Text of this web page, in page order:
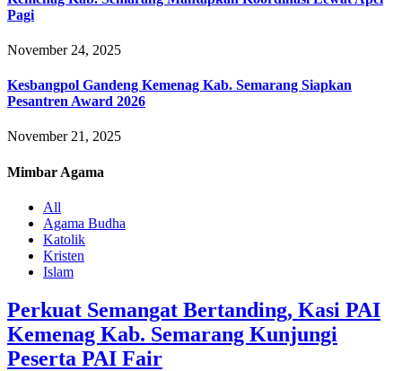
Pagi
November 24, 2025
Kesbangpol Gandeng Kemenag Kab. Semarang Siapkan
Pesantren Award 2026
November 21, 2025
Mimbar Agama
All
Agama Budha
Katolik
Kristen
Islam
Perkuat Semangat Bertanding, Kasi PAI
Kemenag Kab. Semarang Kunjungi
Peserta PAI Fair